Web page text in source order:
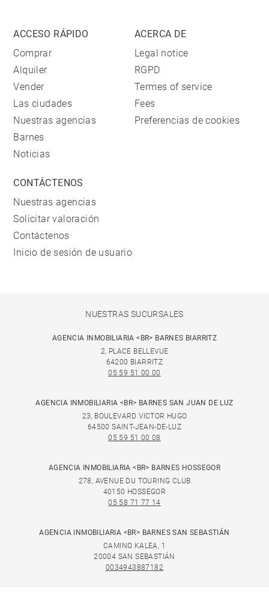
ACCESO RÁPIDO
Comprar
Alquiler
Vender
Las ciudades
Nuestras agencias
Barnes
Noticias
ACERCA DE
Legal notice
RGPD
Termes of service
Fees
Preferencias de cookies
CONTÁCTENOS
Nuestras agencias
Solicitar valoración
Contáctenos
Inicio de sesión de usuario
NUESTRAS SUCURSALES
AGENCIA INMOBILIARIA <BR> BARNES BIARRITZ
2, PLACE BELLEVUE
64200 BIARRITZ
05 59 51 00 00
AGENCIA INMOBILIARIA <BR> BARNES SAN JUAN DE LUZ
23, BOULEVARD VICTOR HUGO
64500 SAINT-JEAN-DE-LUZ
05 59 51 00 08
AGENCIA INMOBILIARIA <BR> BARNES HOSSEGOR
278, AVENUE DU TOURING CLUB
40150 HOSSEGOR
05 58 71 77 14
AGENCIA INMOBILIARIA <BR> BARNES SAN SEBASTIÁN
CAMINO KALEA, 1
20004 SAN SEBASTIÁN
0034943887182